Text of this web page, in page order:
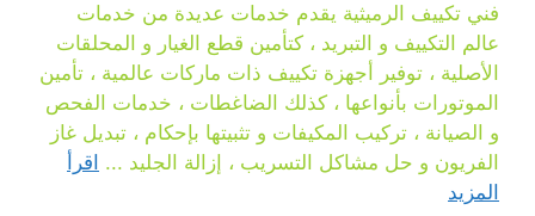
فني تكييف الرميثية يقدم خدمات عديدة من خدمات
عالم التكييف و التبريد ، كتأمين قطع الغيار و المحلقات
الأصلية ، توفير أجهزة تكييف ذات ماركات عالمية ، تأمين
الموتورات بأنواعها ، كذلك الضاغطات ، خدمات الفحص
و الصيانة ، تركيب المكيفات و تثبيتها بإحكام ، تبديل غاز
الفريون و حل مشاكل التسريب ، إزالة الجليد ... اقرأ
المزيد